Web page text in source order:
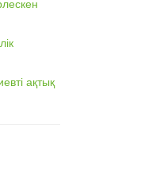
ақтық